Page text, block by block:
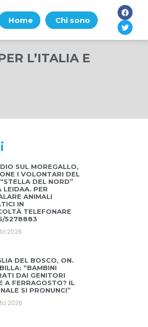
Home Chi sono
L’ITALIA E
SUL MOREGALLO,
I VOLONTARI DEL
DEL NORD”
LEIDAA. PER
ANIMALI
IN
TELEFONARE
5278883
2026
DEL BOSCO, ON.
“BAMBINI
DAI GENITORI
A FERRAGOSTO? IL
SI PRONUNCI”
2026